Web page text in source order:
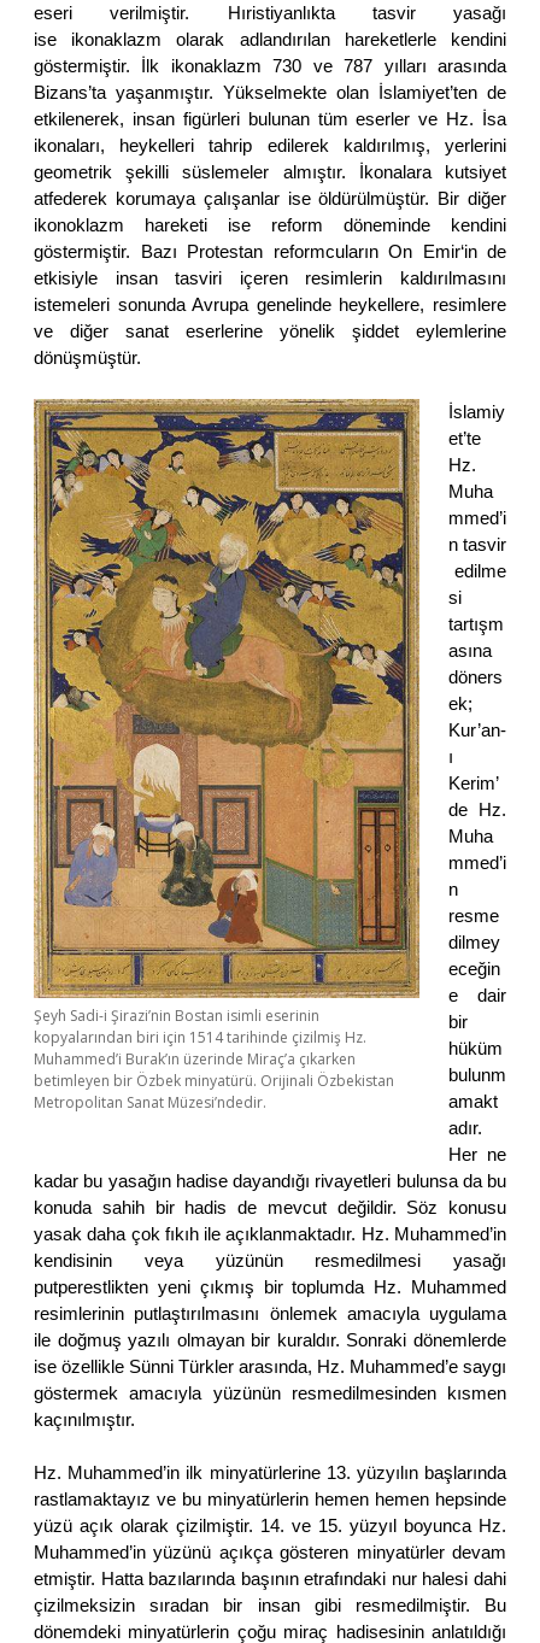
eseri verilmiştir. Hıristiyanlıkta tasvir yasağı
ise ikonaklazm olarak adlandırılan hareketlerle kendini
göstermiştir. İlk ikonaklazm 730 ve 787 yılları arasında
Bizans’ta yaşanmıştır. Yükselmekte olan İslamiyet’ten de
etkilenerek, insan figürleri bulunan tüm eserler ve Hz. İsa
ikonaları, heykelleri tahrip edilerek kaldırılmış, yerlerini
geometrik şekilli süslemeler almıştır. İkonalara kutsiyet
atfederek korumaya çalışanlar ise öldürülmüştür. Bir diğer
ikonoklazm hareketi ise reform döneminde kendini
göstermiştir. Bazı Protestan reformcuların On Emir‘in de
etkisiyle insan tasviri içeren resimlerin kaldırılmasını
istemeleri sonunda Avrupa genelinde heykellere, resimlere
ve diğer sanat eserlerine yönelik şiddet eylemlerine
dönüşmüştür.
Şeyh Sadi-i Şirazi’nin Bostan isimli eserinin
kopyalarından biri için 1514 tarihinde çizilmiş Hz.
Muhammed’i Burak’ın üzerinde Miraç’a çıkarken
betimleyen bir Özbek minyatürü. Orijinali Özbekistan
Metropolitan Sanat Müzesi’ndedir.
İslamiy
et’te
Hz.
Muha
mmed’i
n tasvir
edilme
si
tartışm
asına
döners
ek;
Kur’an-
ı
Kerim’
de Hz.
Muha
mmed’i
n
resme
dilmey
eceğin
e dair
bir
hüküm
bulunm
amakt
adır.
Her ne
kadar bu yasağın hadise dayandığı rivayetleri bulunsa da bu
konuda sahih bir hadis de mevcut değildir. Söz konusu
yasak daha çok fıkıh ile açıklanmaktadır. Hz. Muhammed’in
kendisinin veya yüzünün resmedilmesi yasağı
putperestlikten yeni çıkmış bir toplumda Hz. Muhammed
resimlerinin putlaştırılmasını önlemek amacıyla uygulama
ile doğmuş yazılı olmayan bir kuraldır. Sonraki dönemlerde
ise özellikle Sünni Türkler arasında, Hz. Muhammed’e saygı
göstermek amacıyla yüzünün resmedilmesinden kısmen
kaçınılmıştır.
Hz. Muhammed’in ilk minyatürlerine 13. yüzyılın başlarında
rastlamaktayız ve bu minyatürlerin hemen hemen hepsinde
yüzü açık olarak çizilmiştir. 14. ve 15. yüzyıl boyunca Hz.
Muhammed’in yüzünü açıkça gösteren minyatürler devam
etmiştir. Hatta bazılarında başının etrafındaki nur halesi dahi
çizilmeksizin sıradan bir insan gibi resmedilmiştir. Bu
dönemdeki minyatürlerin çoğu miraç hadisesinin anlatıldığı